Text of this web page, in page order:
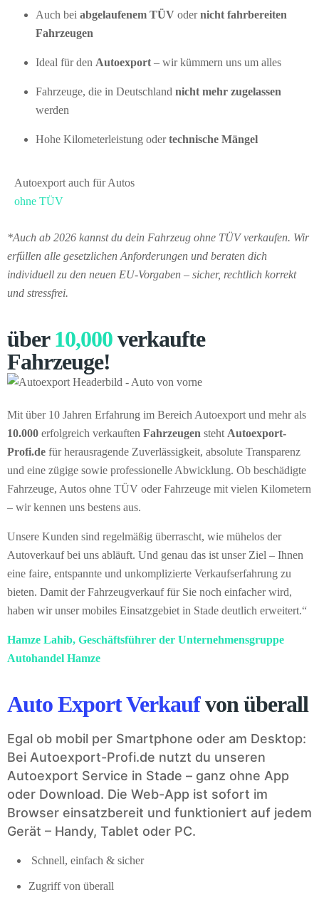
Auch bei abgelaufenem TÜV odernicht fahrbereiten
Fahrzeugen
Ideal für den Autoexport – wir kümmern uns um alles
Fahrzeuge, die in Deutschland nicht mehr zugelassen
werden
Hohe Kilometerleistung odertechnische Mängel
Autoexport auch für Autos
ohne TÜV
*Auch ab 2026 kannst du dein Fahrzeug ohne TÜV verkaufen. Wir
erfüllen alle gesetzlichen Anforderungen und beraten dich
individuell zu den neuen EU-Vorgaben – sicher, rechtlich korrekt
und stressfrei.
über10,000verkaufte
Fahrzeuge!
Mit über 10 Jahren Erfahrung im Bereich Autoexport und mehr als
10.000 erfolgreich verkauften Fahrzeugen steht Autoexport-
Profi.de für herausragende Zuverlässigkeit, absolute Transparenz
und eine zügige sowie professionelle Abwicklung. Ob beschädigte
Fahrzeuge, Autos ohne TÜV oder Fahrzeuge mit vielen Kilometern
– wir kennen uns bestens aus.
Unsere Kunden sind regelmäßig überrascht, wie mühelos der
Autoverkauf bei uns abläuft. Und genau das ist unser Ziel – Ihnen
eine faire, entspannte und unkomplizierte Verkaufserfahrung zu
bieten. Damit der Fahrzeugverkauf für Sie noch einfacher wird,
haben wir unser mobiles Einsatzgebiet in Stade deutlich erweitert.“
Hamze Lahib, Geschäftsführer der Unternehmensgruppe
Autohandel Hamze
Auto Export Verkaufvon überall
Egal ob mobil per Smartphone oder am Desktop:
Bei Autoexport-Profi.de nutzt du unseren
Autoexport Service in Stade – ganz ohne App
oder Download. Die Web-App ist sofort im
Browser einsatzbereit und funktioniert auf jedem
Gerät – Handy, Tablet oder PC.
Schnell, einfach & sicher
Zugriff von überall